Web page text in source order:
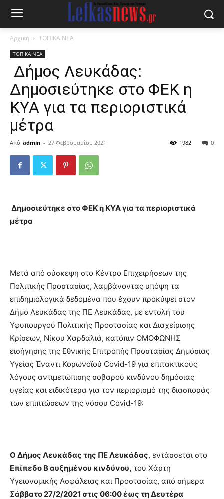
Αρχική ΤΟΠΙΚΑ ΝΕΑ
ΤΟΠΙΚΑ ΝΕΑ
Δήμος Λευκάδας:
Δημοσιεύτηκε στο ΦΕΚ η
ΚΥΑ για τα περιοριστικά
μέτρα
Από admin - 27 Φεβρουαρίου 2021 0
1982
Δημοσιεύτηκε στο ΦΕΚ η ΚΥΑ για τα περιοριστικά
μέτρα
Μετά από σύσκεψη στο Κέντρο Επιχειρήσεων της
Πολιτικής Προστασίας, λαμβάνοντας υπόψη τα
επιδημιολογικά δεδομένα που έχουν προκύψει στον
Δήμο Λευκάδας της ΠΕ Λευκάδας, με εντολή του
Υφυπουργού Πολιτικής Προστασίας και Διαχείρισης
Κρίσεων, Νίκου Χαρδαλιά, κατόπιν ΟΜΟΦΩΝΗΣ
εισήγησης της Εθνικής Επιτροπής Προστασίας Δημόσιας
Υγείας Έναντι Κορωνοϊού Covid-19 για επιτακτικούς
λόγους αντιμετώπισης σοβαρού κινδύνου δημόσιας
υγείας και ειδικότερα για τον περιορισμό της διασποράς
των επιπτώσεων της νόσου Covid-19:
Ο Δήμος Λευκάδας της ΠΕ Λευκάδας, εντάσσεται στο
Επίπεδο Β αυξημένου κινδύνου, του Χάρτη
Υγειονομικής Ασφάλειας και Προστασίας, από σήμερα
Σάββατο 27/2/2021 στις 06:00 έως τη Δευτέρα